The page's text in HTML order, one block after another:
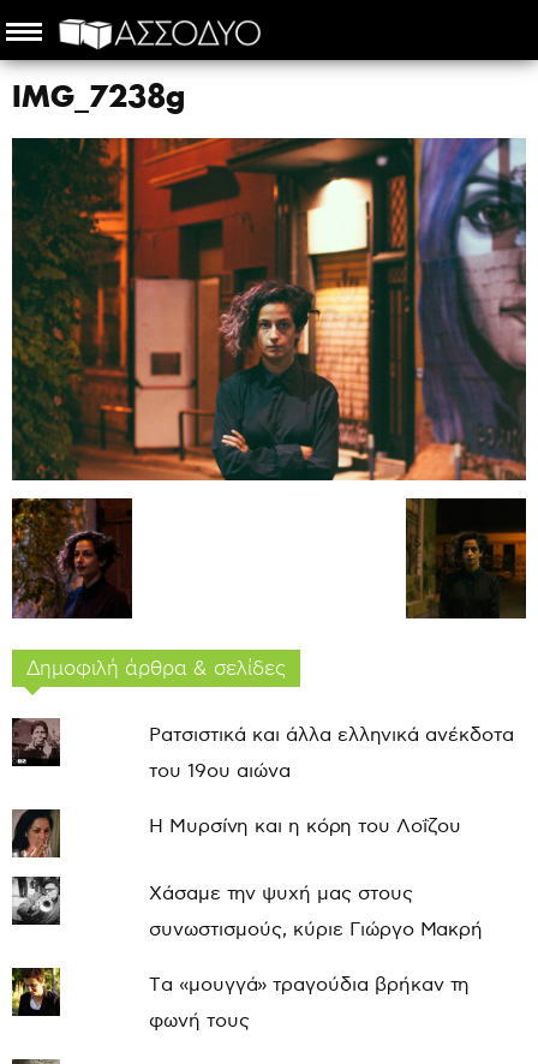
IMG_7238g
Δημοφιλή άρθρα & σελίδες
Ρατσιστικά και άλλα ελληνικά ανέκδοτα
του 19ου αιώνα
Η Μυρσίνη και η κόρη του Λοΐζου
Χάσαμε την ψυχή μας στους
συνωστισμούς, κύριε Γιώργο Μακρή
Τα «μουγγά» τραγούδια βρήκαν τη
φωνή τους